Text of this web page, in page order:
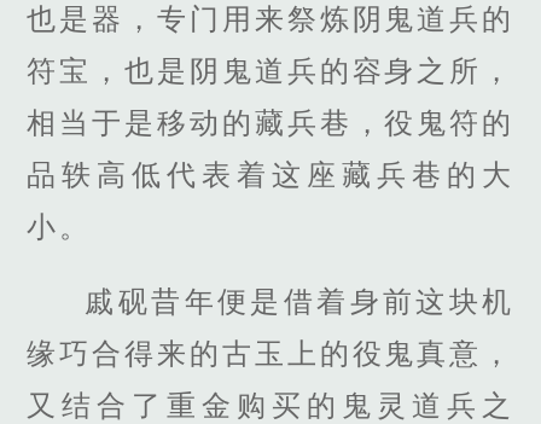
也是器，专门用来祭炼阴鬼道兵的
符宝，也是阴鬼道兵的容身之所，
相当于是移动的藏兵巷，役鬼符的
品轶高低代表着这座藏兵巷的大
小。
戚砚昔年便是借着身前这块机
缘巧合得来的古玉上的役鬼真意，
又结合了重金购买的鬼灵道兵之